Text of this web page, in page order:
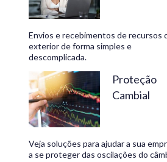
Envios e recebimentos de recursos
exterior de forma simples e
descomplicada.
Proteção
Cambial
Veja soluções para ajudar a sua
a se proteger das oscilações do